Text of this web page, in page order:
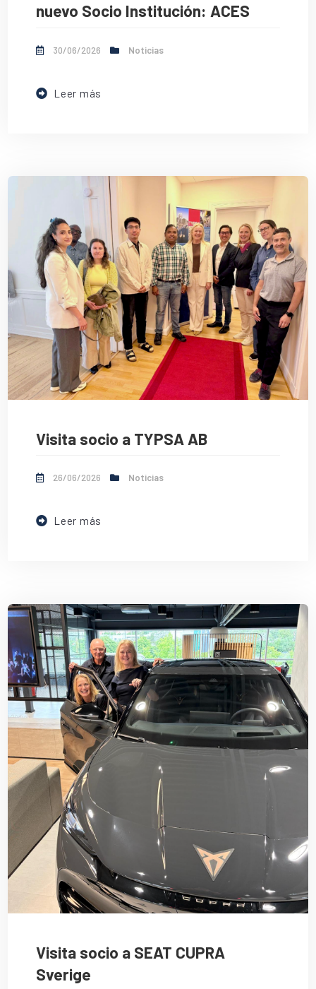
nuevo Socio Institución: ACES
30/06/2026 Noticias
Leer más
Visita socio a TYPSA AB
26/06/2026 Noticias
Leer más
Visita socio a SEAT CUPRA
Sverige